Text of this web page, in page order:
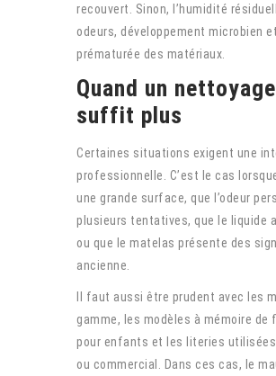
recouvert. Sinon, l’humidité
odeurs, développement microbien
prématurée des matériaux.
Quand un
suffit plus
Certaines situations exigent une
professionnelle. C’est le cas
une grande surface, que l’odeur
plusieurs tentatives, que le liquide
ou que le matelas présente des
ancienne.
Il faut aussi être prudent avec les
gamme, les modèles à mémoire de
pour enfants et les literies
ou commercial. Dans ces cas, le